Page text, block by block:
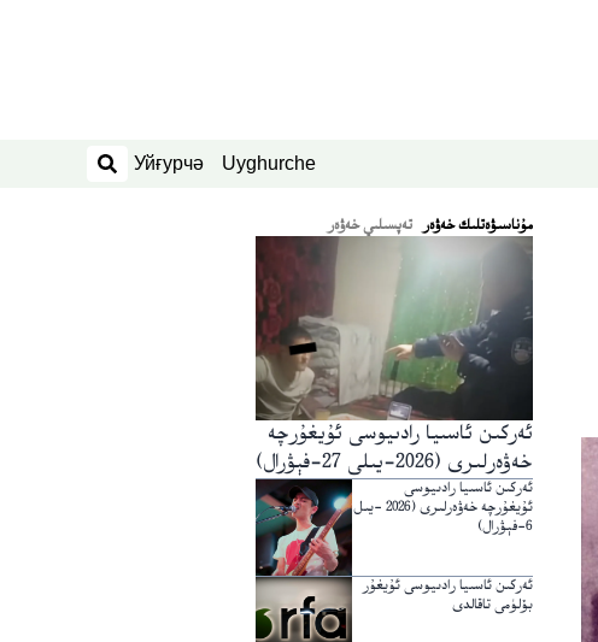
Uyghurche
Уйғурчә
ئىزدەش
ﻣﯘﻧﺎﺳﯩﯟﻩﺗﻠﯩﻚ ﺧﻪﯞﻩﺭ تەپسىلىي خەۋەر
ئەركىن ئاسىيا رادىيوسى ئۇيغۇرچە
خەۋەرلىرى (2026-يىلى 27-فېۋرال)
ئەركىن ئاسىيا رادىيوسى
ئۇيغۇرچە خەۋەرلىرى (2026 -يىل
6-فېۋرال)
ئەركىن ئاسىيا رادىيوسى ئۇيغۇر
بۆلۈمى تاقالدى